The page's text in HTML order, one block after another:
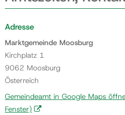
Adresse
Marktgemeinde Moosburg
Kirchplatz 1
9062 Moosburg
Österreich
Gemeindeamt in Google Maps
Fenster)